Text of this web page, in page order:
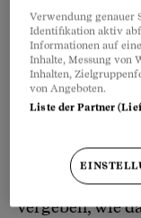
Fahrten
SBB haben im
Überarbeitung
vergeben, wie
Verwendung genauer
Identifikation aktiv
Informationen auf
Inhalte, Messung von
Inhalten,
von Angeboten.
Liste der Partner